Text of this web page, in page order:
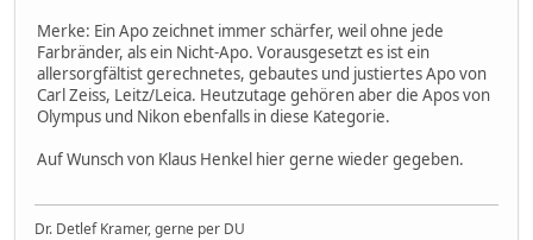
Merke: Ein Apo zeichnet immer schärfer, weil ohne jede
Farbränder, als ein Nicht-Apo. Vorausgesetzt es ist ein
allersorgfältist gerechnetes, gebautes und justiertes Apo von
Carl Zeiss, Leitz/Leica. Heutzutage gehören aber die Apos von
Olympus und Nikon ebenfalls in diese Kategorie.
Auf Wunsch von Klaus Henkel hier gerne wieder gegeben.
Dr. Detlef Kramer, gerne per DU